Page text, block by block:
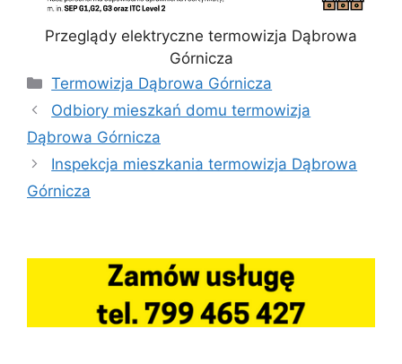
Przeglądy elektryczne termowizja Dąbrowa
Górnicza
Kategorie
Termowizja Dąbrowa Górnicza
Odbiory mieszkań domu termowizja
Dąbrowa Górnicza
Inspekcja mieszkania termowizja Dąbrowa
Górnicza